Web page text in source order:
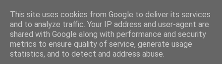
This site uses cookies from Google to deliver its services
and to analyze traffic. Your IP address and user-agent are
shared with Google along with performance and security
metrics to ensure quality of service, generate usage
statistics, and to detect and address abuse.